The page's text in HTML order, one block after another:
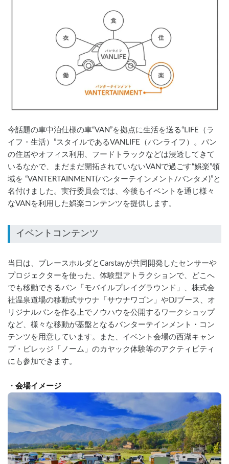
今話題の車中泊仕様の車“VAN”を拠点に生活を送る“LIFE（ラ
イフ・生活）”スタイルであるVANLIFE（バンライフ）。バン
の住居やオフィス利用、フードトラックなどは浸透してきて
いるなかで、まだまだ開拓されていないVANで過ごす“娯楽”領
域を “VANTERTAINMENT(バンターテインメント/バンタメ)”と
名付けました。実行委員会では、今後もイベントを通じ様々
なVANを利用した娯楽コンテンツを提供します。
当日は、プレースホルダとCarstayが共同開発したセンサーや
プロジェクターを使った、体験型アトラクションで、どこへ
でも移動できるバン「モバイルプレイグラウンド」、株式会
社温泉道場の移動式サウナ「サウナワゴン」やDJブース、オ
リジナルバンを作る上でノウハウを公開するワークショップ
など、様々な移動が基盤となるバンターテインメント・コン
テンツを用意しています。また、イベント会場の西湖キャン
プ・ビレッジ「ノーム」のカヤック体験等のアクティビティ
にも参加できます。
・ 会場イメージ